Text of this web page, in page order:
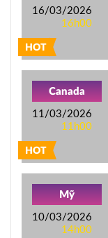
HOT
16/03/2026
16h00
HOT
Canada
11/03/2026
11h00
Mỹ
10/03/2026
14h00